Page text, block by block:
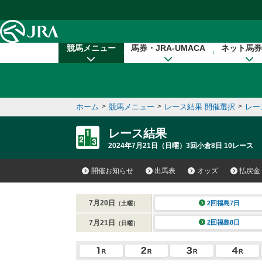
競馬メニュー 馬券・JRA-UMACA ネット馬
ホーム > 競馬メニュー > レース結果 開催選択 > レ
レース結果
2024年7月21日（日曜）3回小倉8日 10レース
開催お知らせ 出馬表 オッズ 払戻金
7月20日 （土曜） 2回福島7日
7月21日 （日曜） 2回福島8日